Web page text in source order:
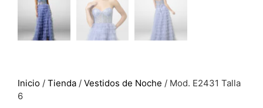
Inicio / Tienda / Vestidos de Noche / Mod. E2431 Talla
6